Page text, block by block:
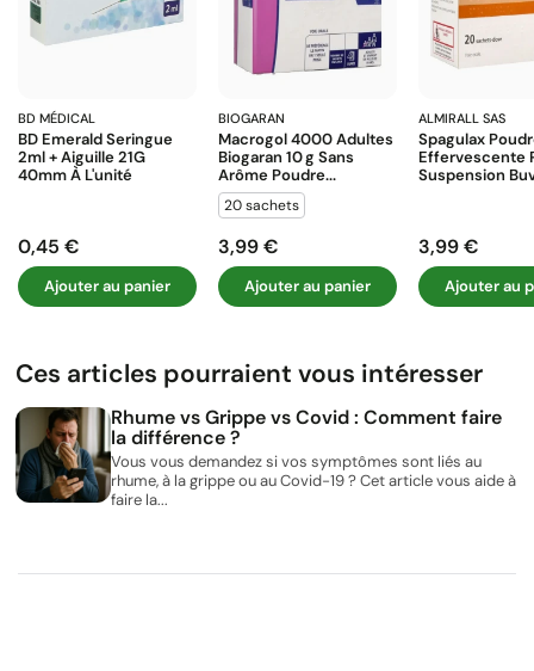
BD MÉDICAL
BD Emerald Seringue
2ml + Aiguille 21G
40mm À L'unité
Prix
0,45 €
Ajouter au panier
BIOGARAN
Macrogol 4000 Adultes
Biogaran 10 G Sans
Arôme Poudre...
20 sachets
Prix
3,99 €
Ajouter au panier
ALMIRALL SAS
Spagulax
Effervescente
Suspension
Prix
3,99 €
Ajouter au
Ces articles pourraient vous intéresser
Rhume vs Grippe vs Covid : Comment faire
la différence ?
Vous vous demandez si vos symptômes sont liés au
rhume, à la grippe ou au Covid-19 ? Cet article vous aide à
faire la...